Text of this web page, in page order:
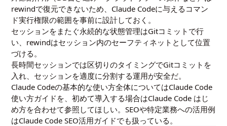
rewindで復元できないため、Claude Codeに与えるコマン
ド実行権限の範囲を事前に設計しておく。
セッションをまたぐ永続的な状態管理はGitコミットで行
い、rewindはセッション内のセーフティネットとして位置
づける。
長時間セッションでは区切りのタイミングでGitコミットを
入れ、セッションを適度に分割する運用が安全だ。
Claude Codeの基本的な使い方全体についてはClaude Code
使い方ガイド を、初めて導入する場合はClaude Code はじ
め方を合わせて参照してほしい。SEOや特定業務への活用例
はClaude Code SEO活用ガイドでも扱っている。